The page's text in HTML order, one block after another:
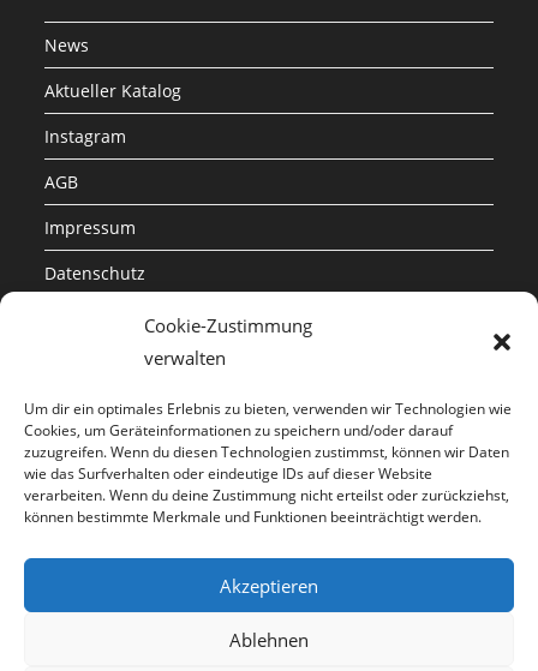
Cookie-Zustimmung
verwalten
Um dir ein optimales Erlebnis zu bieten, verwenden wir Technologien wie
Cookies, um Geräteinformationen zu speichern und/oder darauf
zuzugreifen. Wenn du diesen Technologien zustimmst, können wir Daten
wie das Surfverhalten oder eindeutige IDs auf dieser Website
verarbeiten. Wenn du deine Zustimmung nicht erteilst oder zurückziehst,
können bestimmte Merkmale und Funktionen beeinträchtigt werden.
Akzeptieren
Ablehnen
News
Aktueller Katalog
Instagram
AGB
Impressum
Datenschutz
Cookie-Richtlinie (EU)
Industriestraße 8
86850 Fischach
Telefon:
+49 8236 5880
+49 8236 58844